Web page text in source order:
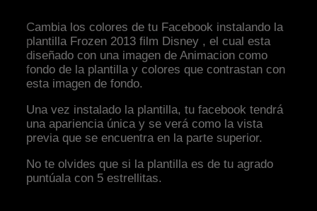
Cambia los colores de tu Facebook instalando la
plantilla Frozen 2013 film Disney , el cual esta
diseñado con una imagen de Animacion como
fondo de la plantilla y colores que contrastan con
esta imagen de fondo.
Una vez instalado la plantilla, tu facebook tendrá
una apariencia única y se verá como la vista
previa que se encuentra en la parte superior.
No te olvides que si la plantilla es de tu agrado
puntúala con 5 estrellitas.